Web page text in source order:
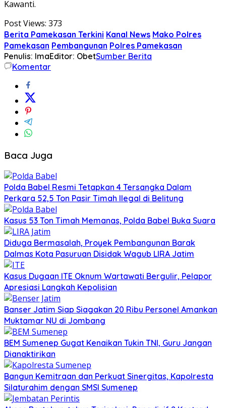
Kawanti.
Post Views: 373
Berita Pamekasan Terkini Kanal News Mako Polres
Pamekasan Pembangunan Polres Pamekasan
Penulis: ImaEditor: ObetSumber Berita
Komentar
Baca Juga
Polda Babel Resmi Tetapkan 4 Tersangka Dalam
Perkara 52,5 Ton Pasir Timah Ilegal di Belitung
Kasus 53 Ton Timah Memanas, Polda Babel Buka Suara
Diduga Bermasalah, Proyek Pembangunan Barak
Dalmas Kota Pasuruan Disidak Wagub LIRA Jatim
Kasus Dugaan ITE Oknum Wartawati Bergulir, Pelapor
Apresiasi Langkah Kepolisian
Banser Jatim Siap Siagakan 20 Ribu Personel Amankan
Muktamar NU di Jombang
BEM Sumenep Gugat Kenaikan Tukin TNI, Guru Jangan
Dianaktirikan
Bangun Kemitraan dan Perkuat Sinergitas, Kapolresta
Silaturahim dengan SMSI Sumenep